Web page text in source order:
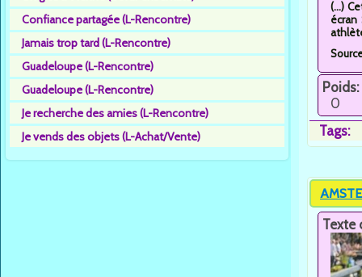
Confiance partagée (L-Rencontre)
Jamais trop tard (L-Rencontre)
Guadeloupe (L-Rencontre)
Guadeloupe (L-Rencontre)
Je recherche des amies (L-Rencontre)
Je vends des objets (L-Achat/Vente)
(...)
écran
Poids:
0
Tags:
Texte